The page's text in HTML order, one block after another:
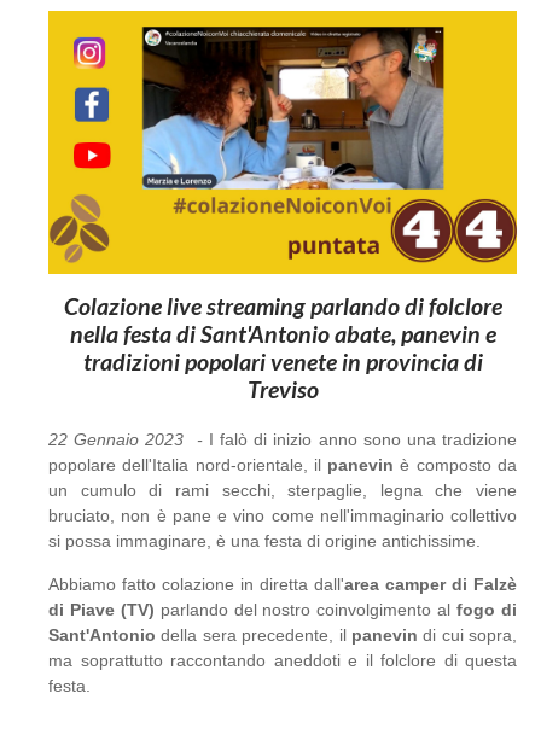
Colazione live streaming parlando di folclore
nella festa di Sant'Antonio abate, panevin e
tradizioni popolari venete in provincia di
Treviso
22 Gennaio 2023 - I falò di inizio anno sono una tradizione
popolare dell'Italia nord-orientale, il panevin è composto da
un cumulo di rami secchi, sterpaglie, legna che viene
bruciato, non è pane e vino come nell'immaginario collettivo
si possa immaginare, è una festa di origine antichissime.
Abbiamo fatto colazione in diretta dall'area camper di Falzè
di Piave (TV) parlando del nostro coinvolgimento alfogo di
Sant'Antonio della sera precedente, il panevin di cui sopra,
ma soprattutto raccontando aneddoti e il folclore di questa
festa.